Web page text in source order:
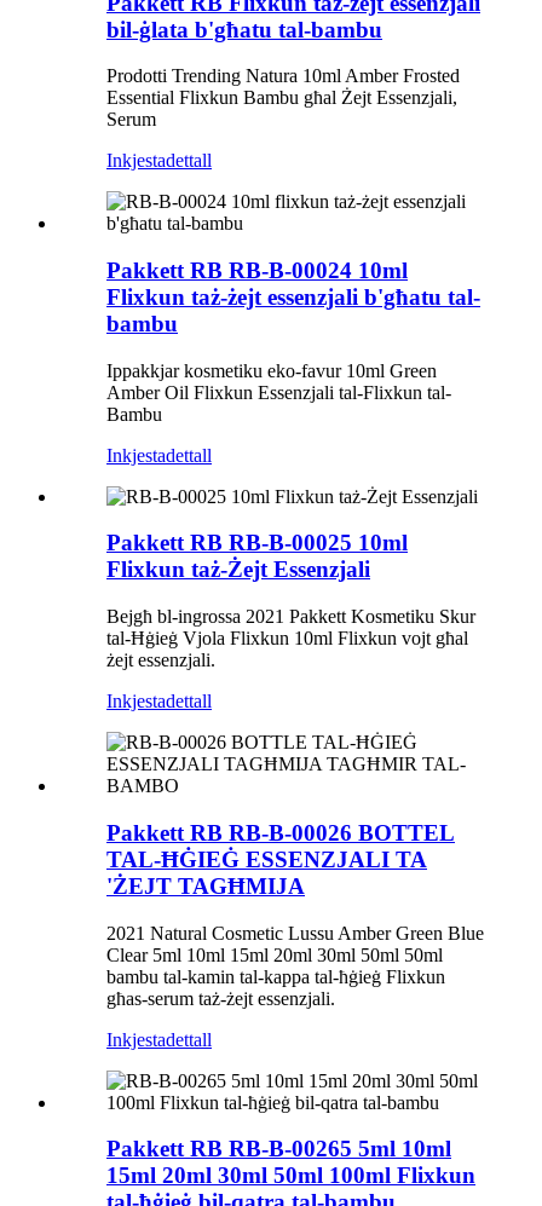
bil-ġlata b'għatu tal-bambu
Prodotti Trending Natura 10ml Amber Frosted
Essential Flixkun Bambu għal Żejt Essenzjali,
Serum
Inkjestadettall
Pakkett RB RB-B-00024 10ml
Flixkun taż-żejt essenzjali b'għatu tal-
bambu
Ippakkjar kosmetiku eko-favur 10ml Green
Amber Oil Flixkun Essenzjali tal-Flixkun tal-
Bambu
Inkjestadettall
Pakkett RB RB-B-00025 10ml
Flixkun taż-Żejt Essenzjali
Bejgħ bl-ingrossa 2021 Pakkett Kosmetiku Skur
tal-Ħġieġ Vjola Flixkun 10ml Flixkun vojt għal
żejt essenzjali.
Inkjestadettall
Pakkett RB RB-B-00026 BOTTEL
TAL-ĦĠIEĠ ESSENZJALI TA
'ŻEJT TAGĦMIJA
2021 Natural Cosmetic Lussu Amber Green Blue
Clear 5ml 10ml 15ml 20ml 30ml 50ml 50ml
bambu tal-kamin tal-kappa tal-ħġieġ Flixkun
għas-serum taż-żejt essenzjali.
Inkjestadettall
Pakkett RB RB-B-00265 5ml 10ml
15ml 20ml 30ml 50ml 100ml Flixkun